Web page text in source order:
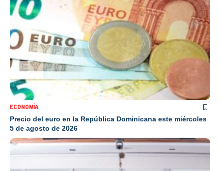
ECONOMÍA
Precio del euro en la República Dominicana este miércoles
5 de agosto de 2026